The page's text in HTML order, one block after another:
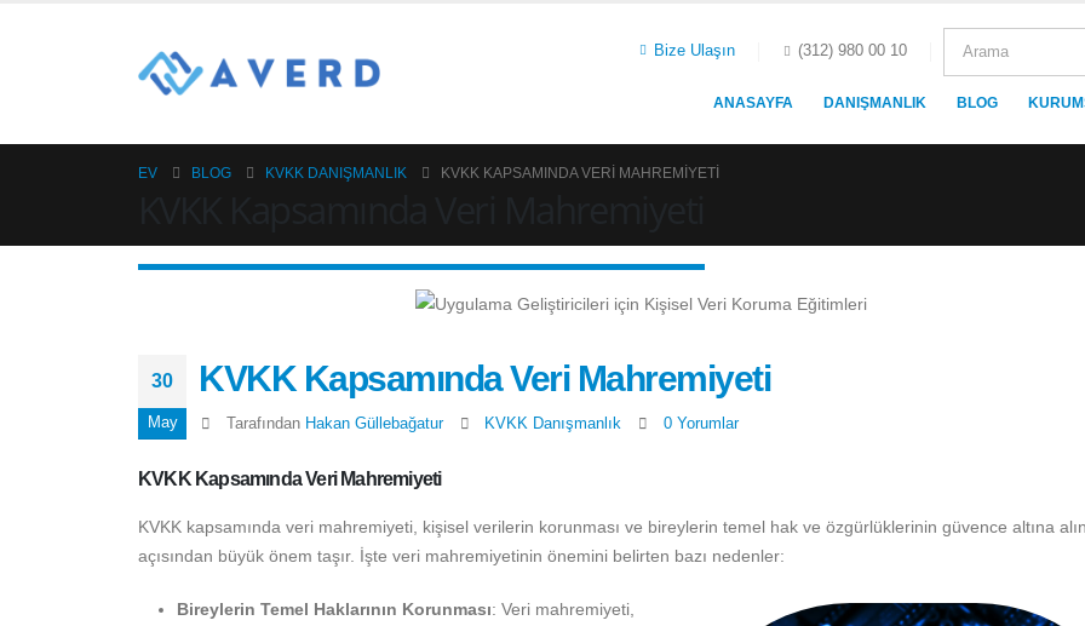
Bize Ulaşın (312) 980 00 10
ANASAYFA DANIŞMANLIK BLOG
EV BLOG KVKK DANIŞMANLIK KVKK KAPSAMINDA VERI MAHREMIYETI
30
May
KVKK Kapsamında Veri Mahremiyeti
Tarafından Hakan Güllebağatur KVKK Danışmanlık 0 Yorumlar
KVKK Kapsamında Veri Mahremiyeti
KVKK kapsamında veri mahremiyeti, kişisel verilerin korunması ve bireylerin temel hak ve özgürlüklerinin güvence altına
açısından büyük önem taşır. İşte veri mahremiyetinin önemini belirten bazı nedenler:
Bireylerin Temel Haklarının Korunması: Veri mahremiyeti,